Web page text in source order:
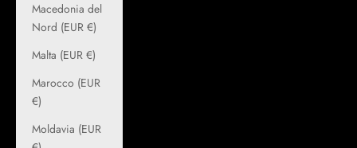
Macedonia del
Nord (EUR €)
Malta (EUR €)
Marocco (EUR
€)
Moldavia (EUR